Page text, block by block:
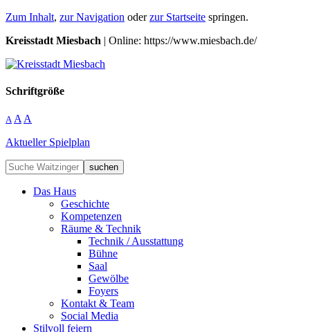
Zum Inhalt, zur Navigation oderzur Startseite springen.
Kreisstadt Miesbach | Online: https://www.miesbach.de/
Schriftgröße
A A A
Aktueller Spielplan
suchen
Das Haus
Geschichte
Kompetenzen
Räume & Technik
Technik / Ausstattung
Bühne
Saal
Gewölbe
Foyers
Kontakt & Team
Social Media
Stilvoll feiern